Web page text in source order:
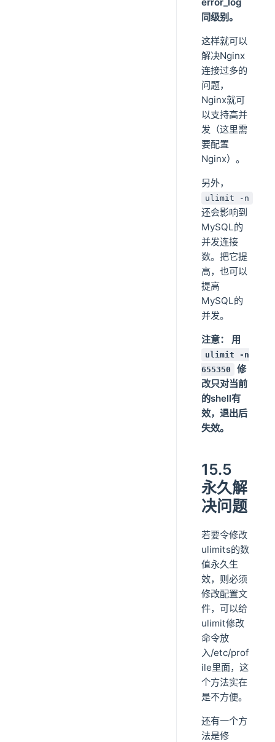
同级别。
这样就可以
解决Nginx
连接过多的
问题，
Nginx就可
以支持高并
发（这里需
要配置
Nginx）。
另外，
ulimit -n
还会影响到
MySQL的
并发连接
数。把它提
高，也可以
提高
MySQL的
并发。
注意： 用
ulimit -n
655350
修
改只对当前
的shell有
效，退出后
失效。
15.5
永久解
决问题
若要令修改
ulimits的数
值永久生
效，则必须
修改配置文
件，可以给
ulimit修改
命令放
入/etc/prof
ile里面，这
个方法实在
是不方便。
还有一个方
法是修